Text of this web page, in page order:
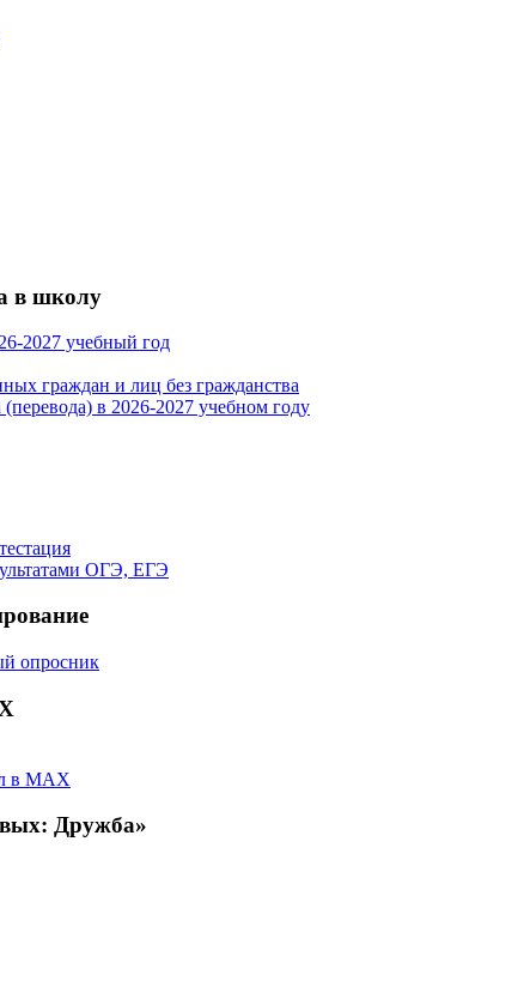
в школу
2027 учебный год
граждан и лиц без гражданства
в 2026-2027 учебном году
ОГЭ, ЕГЭ
опросник
в MAX
Дружба»